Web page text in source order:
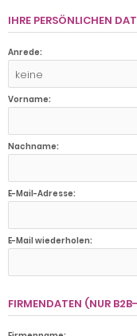
IHRE PERSÖNLICHEN
Anrede:
keine
Vorname:
Nachname:
E-Mail-Adresse:
E-Mail wiederholen:
FIRMENDATEN (NUR